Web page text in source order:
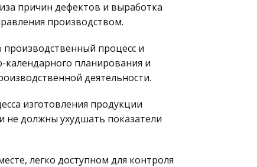
причин дефектов и выработка
производством.
процесс и
планирования и
деятельности.
изготовления продукции
не должны ухудшать показатели
легко доступном для контроля